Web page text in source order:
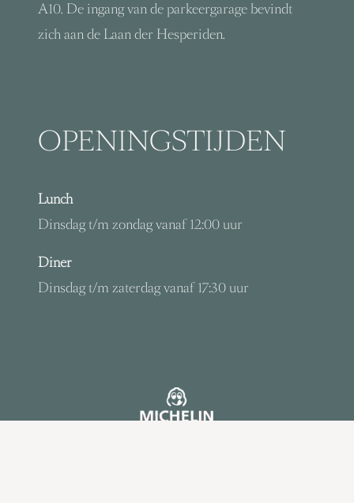
A10. De ingang van de parkeergarage bevindt
zich aan de Laan der Hesperiden.
OPENINGSTIJDEN
Lunch
Dinsdag t/m zondag vanaf 12:00 uur
Diner
Dinsdag t/m zaterdag vanaf 17:30 uur